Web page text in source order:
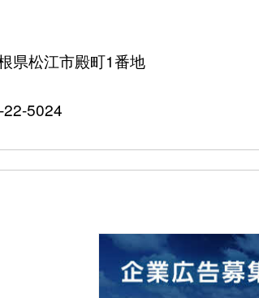
県松江市殿町1番地
5024